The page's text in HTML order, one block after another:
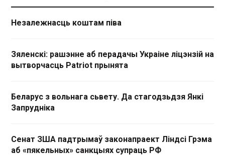
Незалежнасць коштам піва
Зяленскі: рашэнне аб перадачы Украіне ліцэнзій на
вытворчасць Patriot прынята
Беларус з вольнага сьвету. Да стагодзьдзя Янкі
Запрудніка
Сенат ЗША падтрымаў законапраект Ліндсі Грэма
аб «пякельных» санкцыях супраць РФ